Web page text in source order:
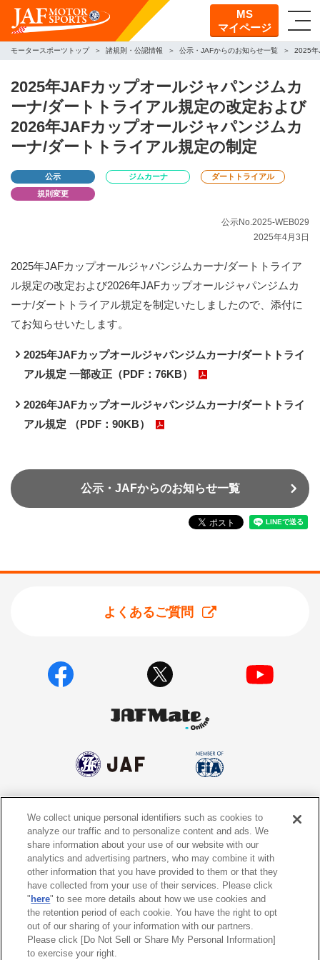
MS
マイページ
モータースポーツトップ 諸規則・公認情報 公示・JAFからのお知らせ一覧 2025年
2025年JAFカップオールジャパンジムカ
ーナ/ダートトライアル規定の改定および
2026年JAFカップオールジャパンジムカ
ーナ/ダートトライアル規定の制定
公示 ジムカーナ
ダートトライアル
規則変更
公示No.2025-WEB029
2025年4月3日
2025年JAFカップオールジャパンジムカーナ/ダートトライア
ル規定の改定および2026年JAFカップオールジャパンジムカ
ーナ/ダートトライアル規定を制定いたしましたので、添付に
てお知らせいたします。
2025年JAFカップオールジャパンジムカーナ/ダートトライ
アル規定 一部改正（PDF：76KB）
2026年JAFカップオールジャパンジムカーナ/ダートトライ
アル規定 （PDF：90KB）
公示・JAFからのお知らせ一覧
よくあるご質問
個人情報保護方針 個人情報の取り扱いについて
サイトポリシー ソーシャルメディア利用規約
特定商取引法に基づく表示 情報提供終了のお知らせ
Do Not Sell or Share My Personal
Information
We collect unique personal identifiers such as cookies to
analyze our traffic and to personalize content and ads. We
share information about your use of our website with our
analytics and advertising partners, who may combine it with
other information that you have provided to them or that they
have collected from your use of their services. Please click
" here" to see more details about how we use cookies and
the retention period of each cookie. You have the right to opt
out of our sharing of your information with our partners.
Please click [Do Not Sell or Share My Personal Information]
to exercise your right.